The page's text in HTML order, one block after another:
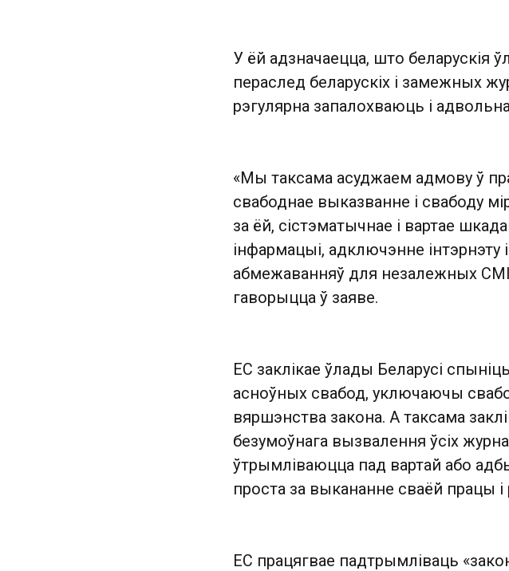
У ёй адзначаецца, што беларускія
пераслед беларускіх і замежных
рэгулярна запалохваюць і
«Мы таксама асуджаем адмову ў
свабоднае выказванне і свабоду
за ёй, сістэматычнае і вартае
інфармацыі, адключэнне інтэрнэту
абмежаванняў для незалежных СМІ
гаворыцца ў заяве.
ЕС заклікае ўлады Беларусі
асноўных свабод, уключаючы
вяршэнства закона. А таксама
безумоўнага вызвалення ўсіх
ўтрымліваюцца пад вартай або
проста за выкананне сваёй працы і
ЕС працягвае падтрымліваць